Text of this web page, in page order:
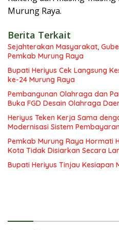
Murung Raya.
Berita Terkait
Sejahterakan Masyarakat,
Pemkab Murung Raya
Bupati Heriyus Cek Langsung
ke-24 Murung Raya
Pembangunan Olahraga dan
Buka FGD Desain Olahraga
Heriyus Teken Kerja Sama
Modernisasi Sistem
Pemkab Murung Raya Hormati
Kota Tidak Disiarkan Secara
Bupati Heriyus Tinjau Kesiapan